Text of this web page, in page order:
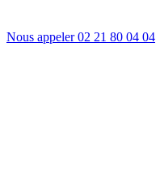
Nous appeler 02 21 80 04 04